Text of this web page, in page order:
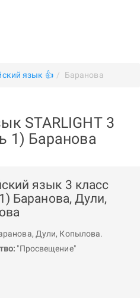
язык 👍 Баранова
STARLIGHT 3
1) Баранова
язык 3 класс
Баранова, Дули,
, Дули, Копылова.
"Просвещение"